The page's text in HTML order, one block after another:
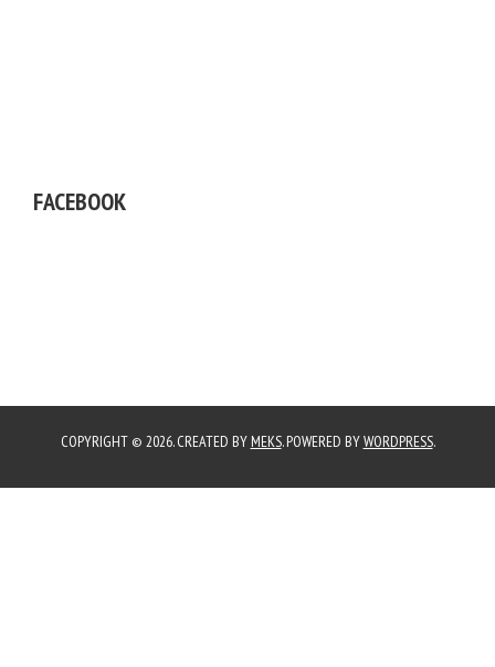
FACEBOOK
COPYRIGHT © 2026. CREATED BY MEKS. POWERED BYWORDPRESS.